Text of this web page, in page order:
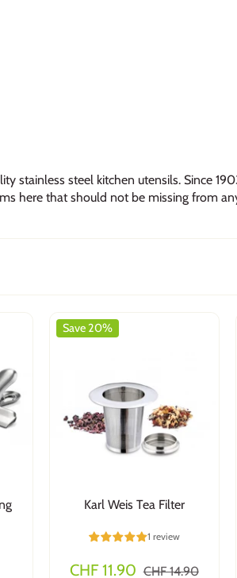
stainless steel kitchen utensils. Since
here that should not be missing from
Save 20%
Karl Weis Tea Filter
1 review
CHF 11.90 CHF 14.90